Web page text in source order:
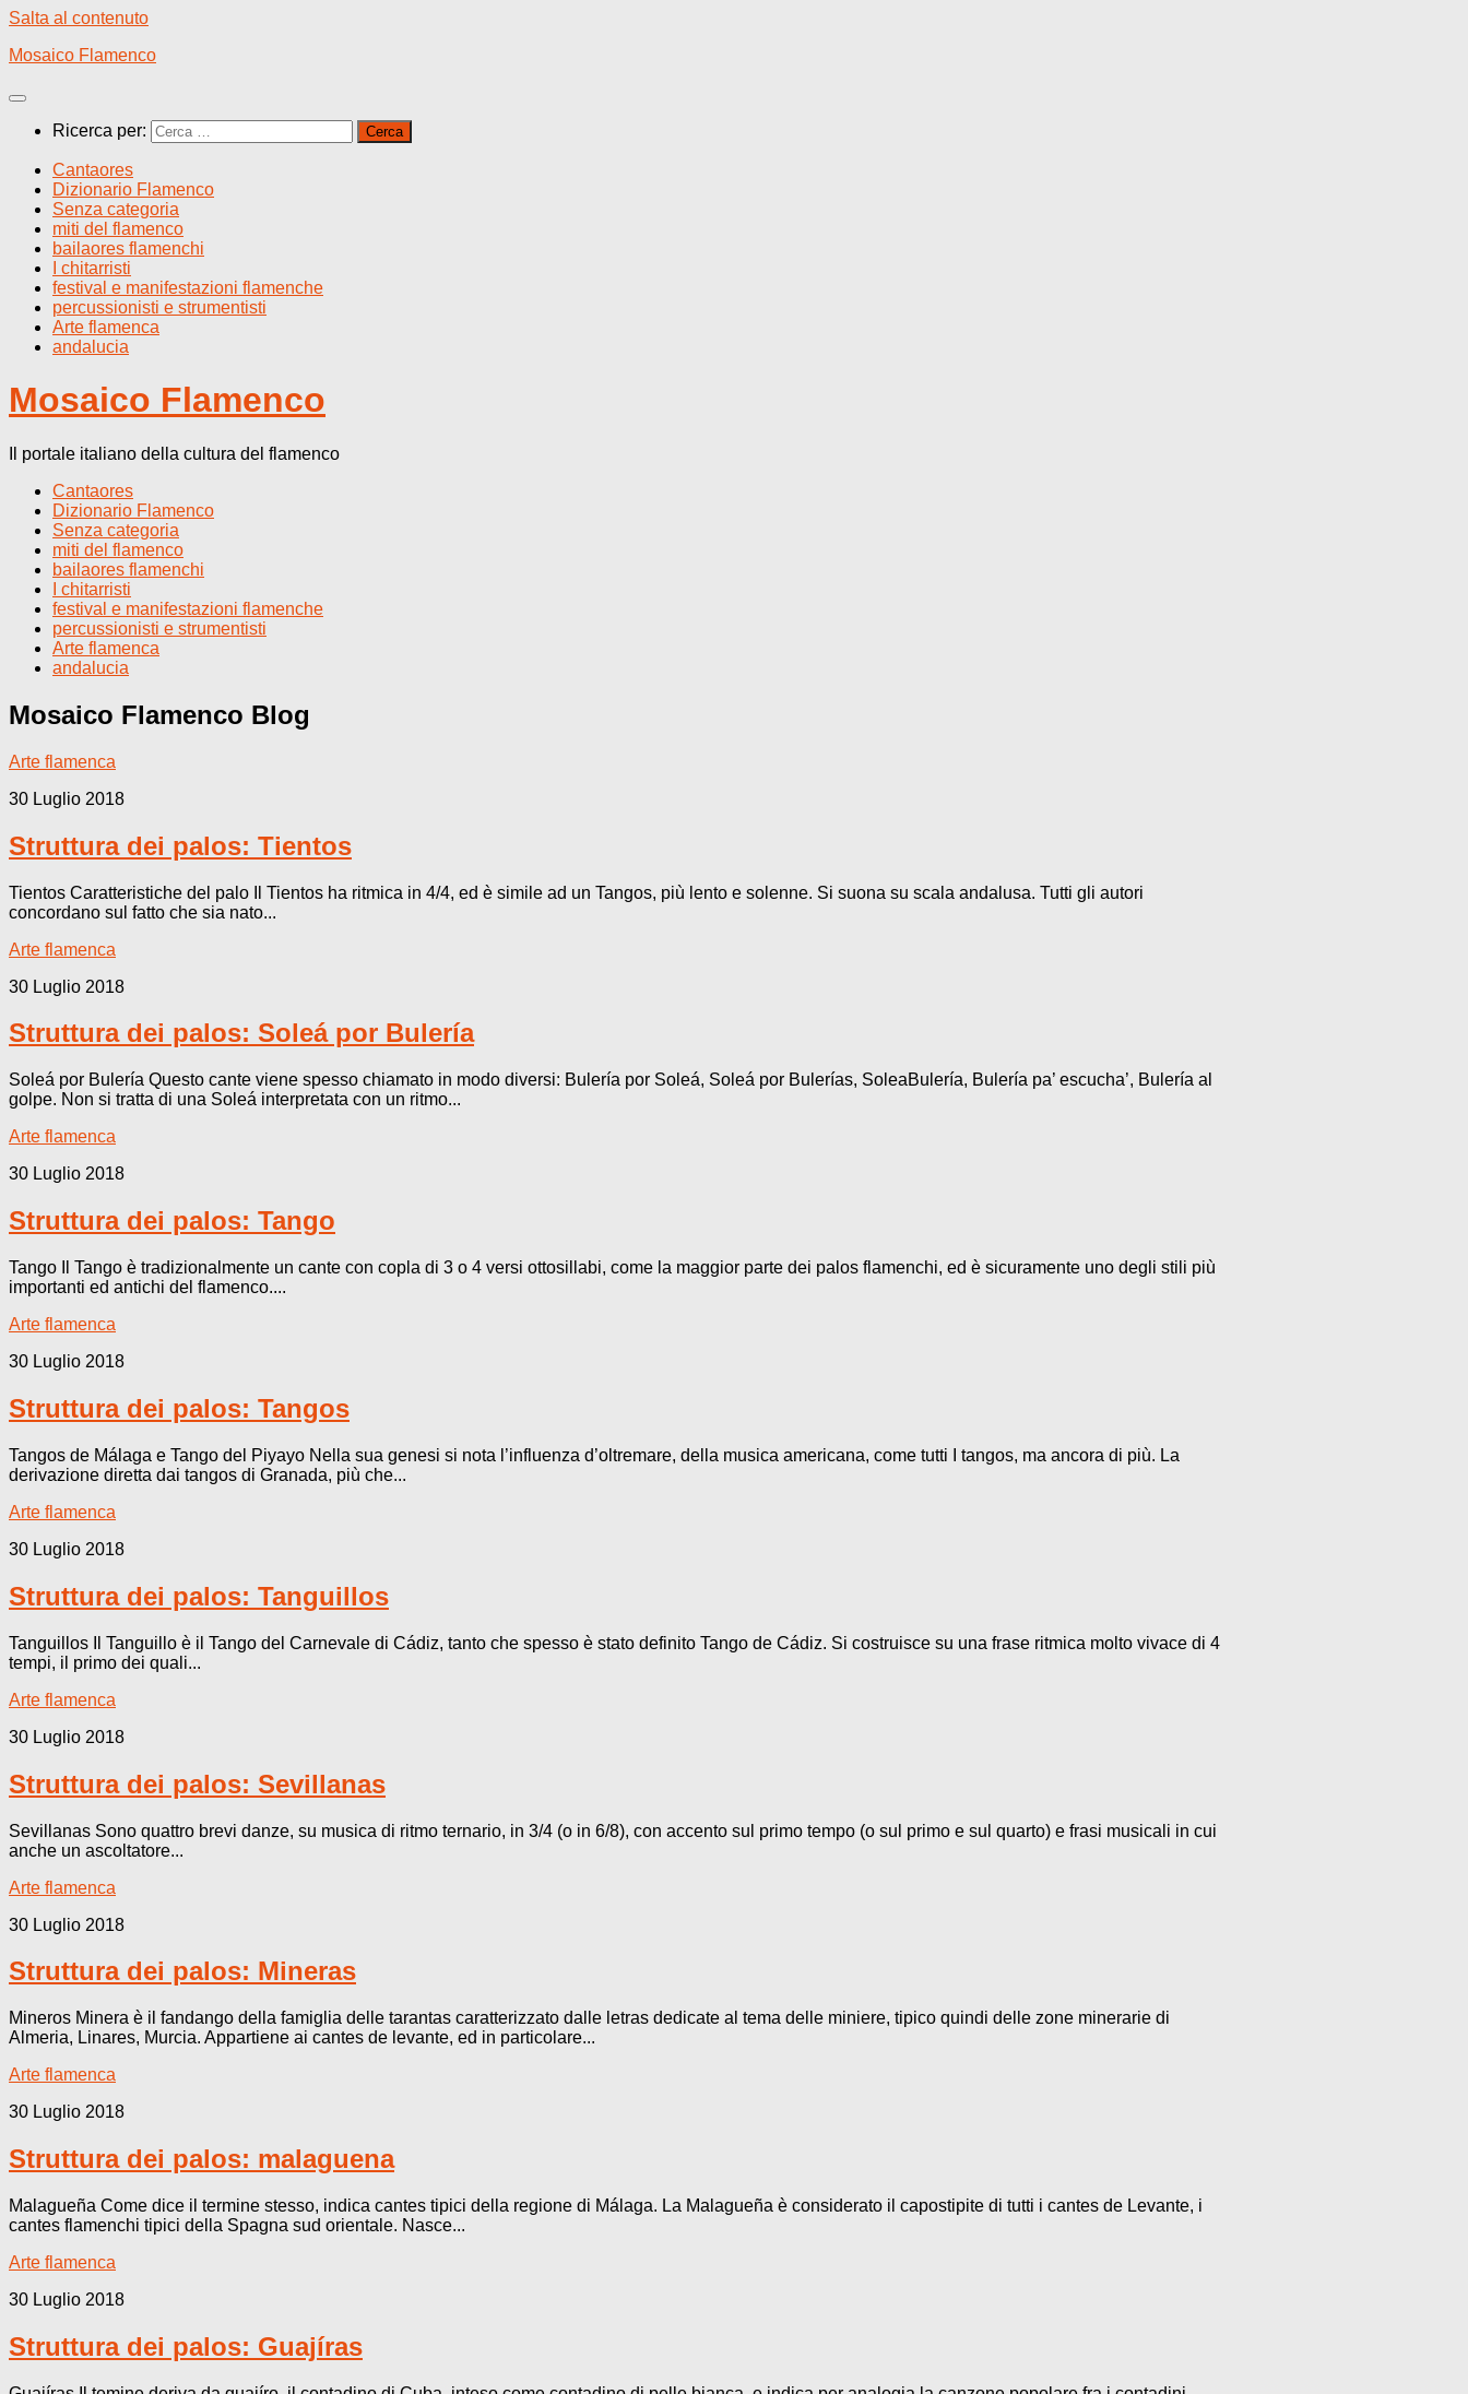
Salta al contenuto
Mosaico Flamenco
Ricerca per:
Cantaores
Dizionario Flamenco
Senza categoria
miti del flamenco
bailaores flamenchi
I chitarristi
festival e manifestazioni flamenche
percussionisti e strumentisti
Arte flamenca
andalucia
Mosaico Flamenco
Il portale italiano della cultura del flamenco
Cantaores
Dizionario Flamenco
Senza categoria
miti del flamenco
bailaores flamenchi
I chitarristi
festival e manifestazioni flamenche
percussionisti e strumentisti
Arte flamenca
andalucia
Mosaico Flamenco Blog
Arte flamenca
30 Luglio 2018
Struttura dei palos: Tientos
Tientos Caratteristiche del palo Il Tientos ha ritmica in 4/4, ed è simile ad un Tangos, più lento e solenne. Si suona su scala andalusa. Tutti gli autori
concordano sul fatto che sia nato...
Arte flamenca
30 Luglio 2018
Struttura dei palos: Soleá por Bulería
Soleá por Bulería Questo cante viene spesso chiamato in modo diversi: Bulería por Soleá, Soleá por Bulerías, SoleaBulería, Bulería pa’ escucha’, Bulería al
golpe. Non si tratta di una Soleá interpretata con un ritmo...
Arte flamenca
30 Luglio 2018
Struttura dei palos: Tango
Tango Il Tango è tradizionalmente un cante con copla di 3 o 4 versi ottosillabi, come la maggior parte dei palos flamenchi, ed è sicuramente uno degli stili più
importanti ed antichi del flamenco....
Arte flamenca
30 Luglio 2018
Struttura dei palos: Tangos
Tangos de Málaga e Tango del Piyayo Nella sua genesi si nota l’influenza d’oltremare, della musica americana, come tutti I tangos, ma ancora di più. La
derivazione diretta dai tangos di Granada, più che...
Arte flamenca
30 Luglio 2018
Struttura dei palos: Tanguillos
Tanguillos Il Tanguillo è il Tango del Carnevale di Cádiz, tanto che spesso è stato definito Tango de Cádiz. Si costruisce su una frase ritmica molto vivace di 4
tempi, il primo dei quali...
Arte flamenca
30 Luglio 2018
Struttura dei palos: Sevillanas
Sevillanas Sono quattro brevi danze, su musica di ritmo ternario, in 3/4 (o in 6/8), con accento sul primo tempo (o sul primo e sul quarto) e frasi musicali in cui
anche un ascoltatore...
Arte flamenca
30 Luglio 2018
Struttura dei palos: Mineras
Mineros Minera è il fandango della famiglia delle tarantas caratterizzato dalle letras dedicate al tema delle miniere, tipico quindi delle zone minerarie di
Almeria, Linares, Murcia. Appartiene ai cantes de levante, ed in particolare...
Arte flamenca
30 Luglio 2018
Struttura dei palos: malaguena
Malagueña Come dice il termine stesso, indica cantes tipici della regione di Málaga. La Malagueña è considerato il capostipite di tutti i cantes de Levante, i
cantes flamenchi tipici della Spagna sud orientale. Nasce...
Arte flamenca
30 Luglio 2018
Struttura dei palos: Guajíras